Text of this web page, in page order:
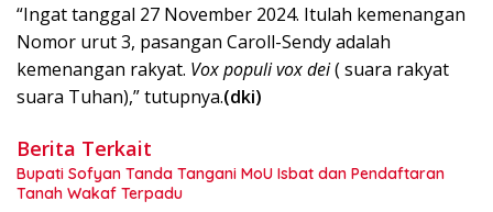
“Ingat tanggal 27 November 2024. Itulah kemenangan
Nomor urut 3, pasangan Caroll-Sendy adalah
kemenangan rakyat. Vox populi vox dei( suara rakyat
suara Tuhan),” tutupnya.(dki)
Berita Terkait
Bupati Sofyan Tanda Tangani MoU Isbat dan Pendaftaran
Tanah Wakaf Terpadu